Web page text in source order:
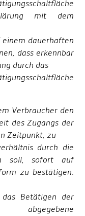
mit dem
dauerhaften
dass erkennbar
durch das
Verbraucher den
des Zugangs der
Zeitpunkt, zu
durch die
soll, sofort auf
zu bestätigen.
der
abgegebene